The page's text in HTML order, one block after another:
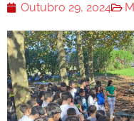
Outubro 29, 2024